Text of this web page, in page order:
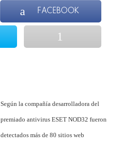
FACEBOOK
Según la compañía desarrolladora del
premiado antivirus ESET NOD32 fueron
detectados más de 80 sitios web